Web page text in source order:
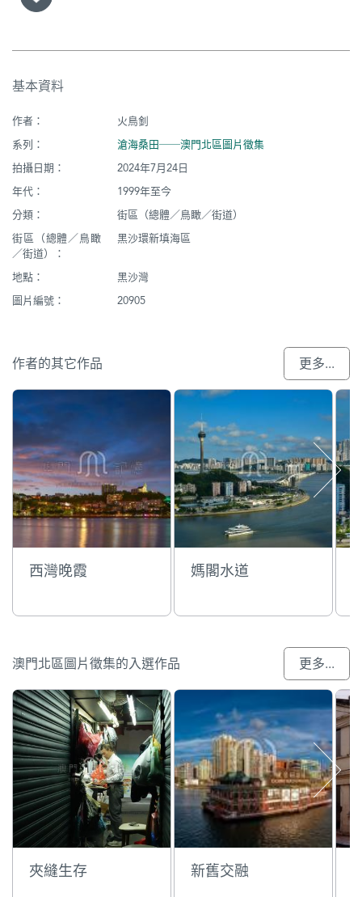
市
基本資料
作者：
火鳥釗
系列：
滄海桑田──澳門北區圖片徵集
拍攝日期：
2024年7月24日
年代：
1999年至今
分類：
街區（總體／鳥瞰／街道）
街區（總體／鳥瞰
／街道）：
黑沙環新填海區
地點：
黑沙灣
圖片編號：
20905
作者的其它作品 更多...
西灣晚霞 媽閣水道
澳門北區圖片徵集的入選作品 更多...
夾縫生存 新舊交融